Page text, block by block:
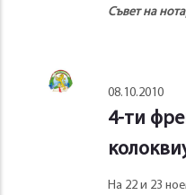
Съвет на
08.10.2010
4-ти
На 22 и 23